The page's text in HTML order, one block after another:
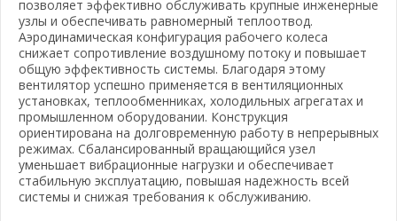
позволяет эффективно обслуживать крупные инженерные
узлы и обеспечивать равномерный теплоотвод.
Аэродинамическая конфигурация рабочего колеса
снижает сопротивление воздушному потоку и повышает
общую эффективность системы. Благодаря этому
вентилятор успешно применяется в вентиляционных
установках, теплообменниках, холодильных агрегатах и
промышленном оборудовании. Конструкция
ориентирована на долговременную работу в непрерывных
режимах. Сбалансированный вращающийся узел
уменьшает вибрационные нагрузки и обеспечивает
стабильную эксплуатацию, повышая надежность всей
системы и снижая требования к обслуживанию.
почту